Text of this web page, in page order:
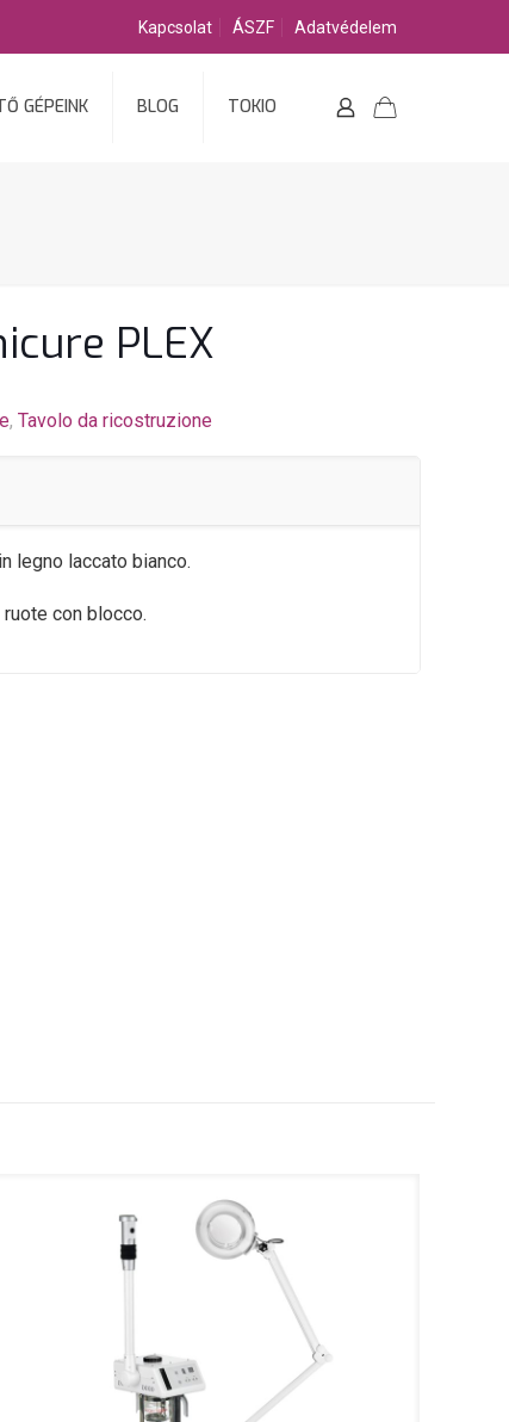
Kapcsolat ÁSZF Adatvédelem
GÉPEINK BLOG TOKIO
PLEX
, Tavolo da ricostruzione
legno laccato bianco.
con blocco.